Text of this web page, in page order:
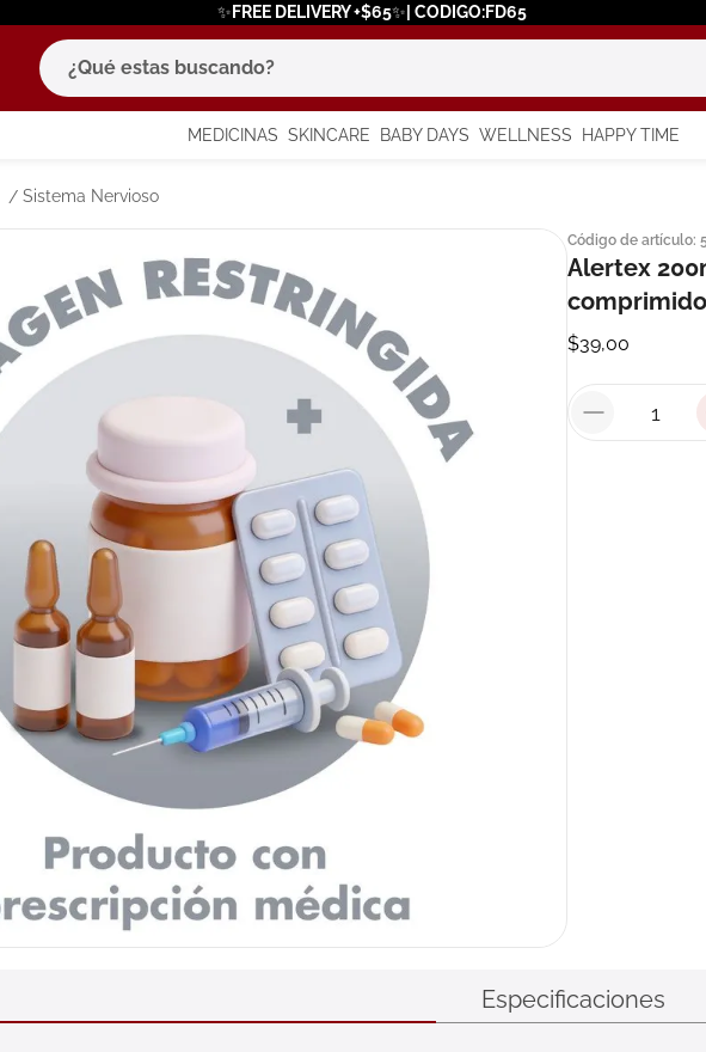
✨FREE DELIVERY +$65✨| CODIGO:FD65
¿Qué estas buscando?
MEDICINAS SKINCARE BABY DAYS WELLNESS HAPPY TIME
Sistema Nervioso
Código de artículo:
Alertex
$39,00
Especificaciones
términos más buscados
1. eucerin
3. pilexil
7.
. roche posay
9. pañales
10 nivea